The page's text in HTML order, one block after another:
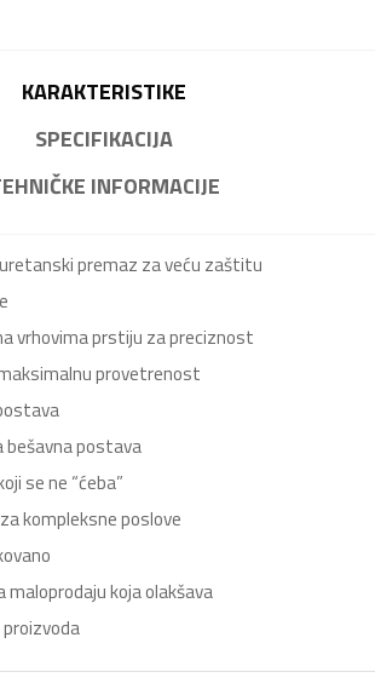
KARAKTERISTIKE
SPECIFIKACIJA
INFORMACIJE
premaz za veću zaštitu
vrhovima prstiju za preciznost
provetrenost
bešavna postava
se ne “ćeba”
kompleksne poslove
maloprodaju koja olakšava